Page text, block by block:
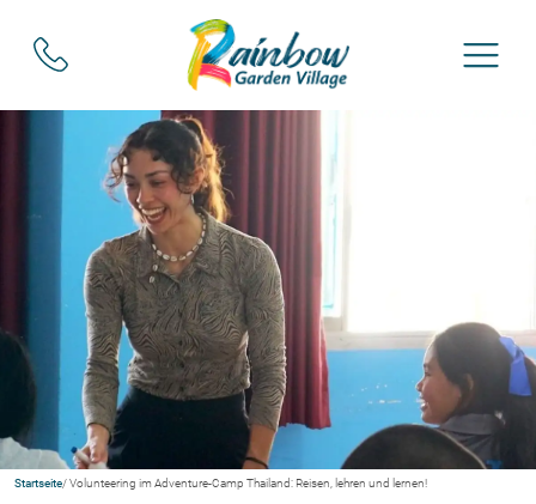
Startseite/ Volunteering im Adventure-Camp Thailand: Reisen, lehren und lernen!